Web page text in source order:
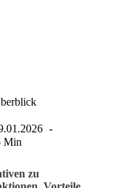
Min
zu